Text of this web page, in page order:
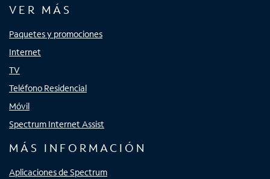
VER MÁS
Paquetes y promociones
Internet
TV
Teléfono Residencial
Móvil
Spectrum Internet Assist
MÁS INFORMACIÓN
Aplicaciones de Spectrum